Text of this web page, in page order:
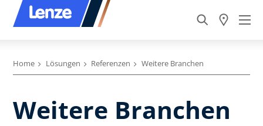
Home Lösungen Referenzen Weitere Branchen
Weitere Branchen